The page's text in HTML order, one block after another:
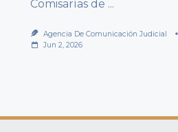
Comisarías de ...
Agencia De Comunicación Judicial
Jun 2, 2026